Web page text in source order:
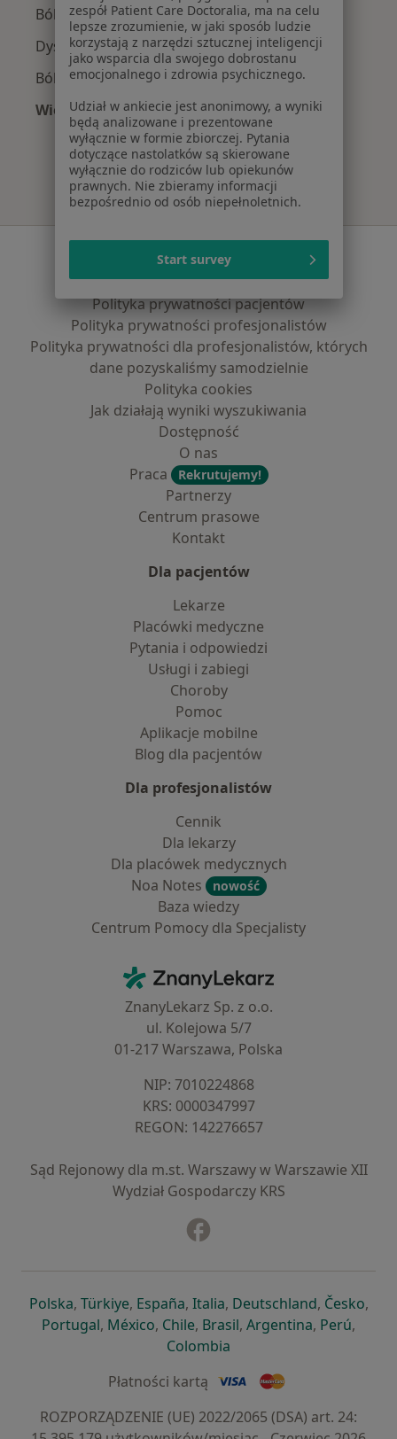
Ból kolana w Bieruniu
Dyskopatia w Bieruniu
Bóle kręgosłupa w Bieruniu
Więcej (15)
Więcej w kategorii: Najczęście leczone
Regulamin
Polityka prywatności pacjentów
Polityka prywatności profesjonalistów
Polityka prywatności dla profesjonalistów, których
dane pozyskaliśmy samodzielnie
Polityka cookies
Jak działają wyniki wyszukiwania
Dostępność
O nas
Praca
Rekrutujemy!
Partnerzy
Centrum prasowe
Kontakt
Dla pacjentów
Lekarze
Placówki medyczne
Pytania i odpowiedzi
Usługi i zabiegi
Choroby
Pomoc
Aplikacje mobilne
Blog dla pacjentów
Dla profesjonalistów
Cennik
Dla lekarzy
Dla placówek medycznych
Noa Notes
nowość
Baza wiedzy
Centrum Pomocy dla Specjalisty
ZnanyLekarz - Strona główna
ZnanyLekarz Sp. z o.o.
ul. Kolejowa 5/7
01-217 Warszawa, Polska
NIP: ⁠7010224868
KRS: ⁠0000347997
REGON: ⁠142276657
Sąd Rejonowy dla m.st. Warszawy w Warszawie XII
Wydział Gospodarczy KRS
Polskaotwiera się w nowej karcie
, Türkiyeotwiera się w nowej karcie
, Españaotwiera się w nowej karcie
, Italiaotwiera się w nowej
, Deutschlandotwiera się
, Česko,
Portugalotwiera się w nowej karcie
, Méxicootwiera się w nowej karcie
, Chileotwiera się w nowej karcie
, Brasilotwiera się w nowej
, Argentinaotwiera się
, Perú,
Colombia
Płatności kartą
ROZPORZĄDZENIE (UE) 2022/2065 (DSA) art. 24:
zespół Patient Care Doctoralia, ma na celu
lepsze zrozumienie, w jaki sposób ludzie
korzystają z narzędzi sztucznej inteligencji
jako wsparcia dla swojego dobrostanu
emocjonalnego i zdrowia psychicznego.
Udział w ankiecie jest anonimowy, a wyniki
będą analizowane i prezentowane
wyłącznie w formie zbiorczej. Pytania
dotyczące nastolatków są skierowane
wyłącznie do rodziców lub opiekunów
prawnych. Nie zbieramy informacji
bezpośrednio od osób niepełnoletnich.
Start survey